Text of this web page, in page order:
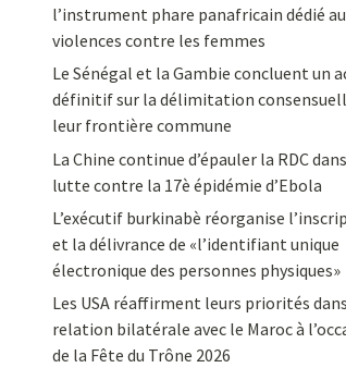
l’instrument phare panafricain dédié
violences contre les femmes
Le Sénégal et la Gambie concluent un
définitif sur la délimitation
leur frontière commune
La Chine continue d’épauler la RDC
lutte contre la 17è épidémie d’Ebola
L’exécutif burkinabè réorganise
et la délivrance de «l’identifiant unique
électronique des personnes physiques»
Les USA réaffirment leurs priorités
relation bilatérale avec le Maroc à
de la Fête du Trône 2026